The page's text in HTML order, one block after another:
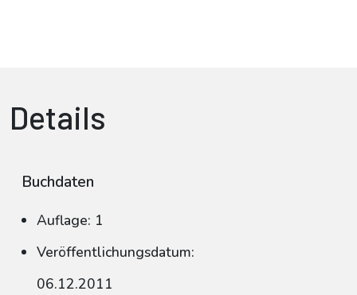
Details
Buchdaten
Auflage: 1
Veröffentlichungsdatum:
06.12.2011